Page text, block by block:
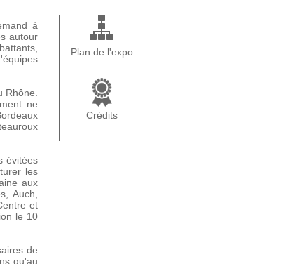
à
autour
ne
évitées
les
aux
Auch,
et
le 10
de
qu'au
Plan de l'expo
Crédits